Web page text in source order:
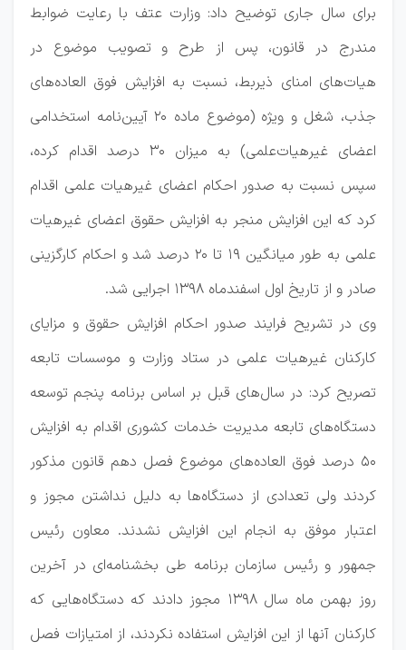
برای سال جاری توضیح داد: وزارت عتف با رعایت ضوابط
مندرج در قانون، پس از طرح و تصویب موضوع در
هیات‌های امنای ذیربط، نسبت به افزایش فوق العاده‌های
جذب، شغل و ویژه (موضوع ماده ۲۰ آیین‌نامه استخدامی
اعضای غیرهیات‌علمی) به میزان ۳۰ درصد اقدام کرده،
سپس نسبت به صدور احکام اعضای غیرهیات علمی اقدام
کرد که این افزایش منجر به افزایش حقوق اعضای غیرهیات
علمی به طور میانگین ۱۹ تا ۲۰ درصد شد و احکام کارگزینی
صادر و از تاریخ اول اسفندماه ۱۳۹۸ اجرایی شد.
وی در تشریح فرایند صدور احکام افزایش حقوق و مزایای
کارکنان غیرهیات علمی در ستاد وزارت و موسسات تابعه
تصریح کرد: در سال‌های قبل بر اساس برنامه پنجم توسعه
دستگاه‌های تابعه مدیریت خدمات کشوری اقدام به افزایش
۵۰ درصد فوق العاده‌های موضوع فصل دهم قانون مذکور
کردند ولی تعدادی از دستگاه‌ها به دلیل نداشتن مجوز و
اعتبار موفق به انجام این افزایش نشدند. معاون رئیس
جمهور و رئیس سازمان برنامه طی بخشنامه‌ای در آخرین
روز بهمن ماه سال ۱۳۹۸ مجوز دادند که دستگاه‌هایی که
کارکنان آنها از این افزایش استفاده نکردند، از امتیازات فصل